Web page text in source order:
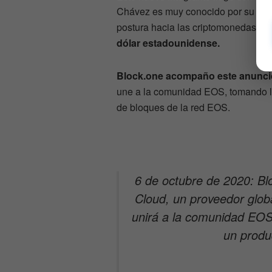
Chávez es muy conocido por su
postura hacia las criptomonedas,
dólar estadounidense.
Block.one acompaño este
une a la comunidad EOS,
de bloques de la red EOS.
6 de octubre de 2020:
Cloud, un proveedor
unirá a la comunidad
un